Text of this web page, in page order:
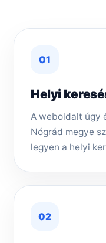
01
Helyi
A weboldalt úgy
Nógrád megye
legyen a helyi
02